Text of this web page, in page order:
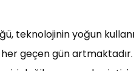
teknolojinin yoğun
geçen gün artmaktadır.